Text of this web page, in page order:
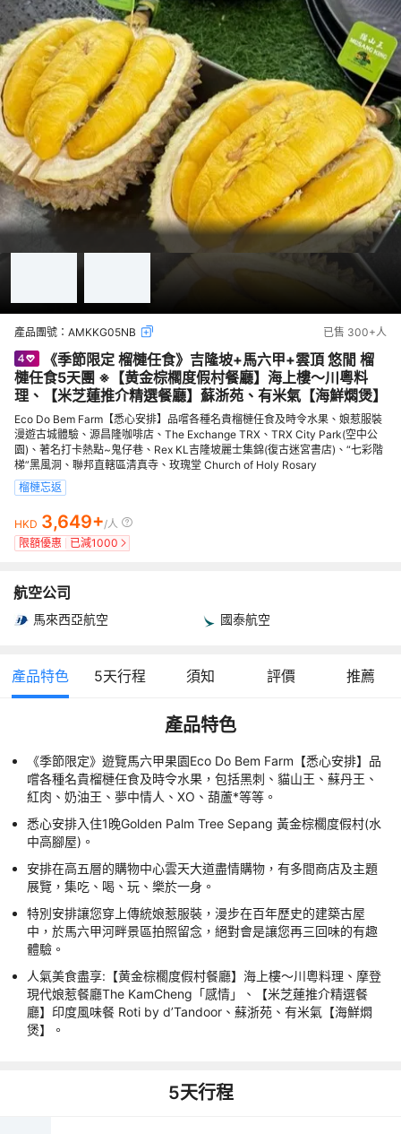
產品團號： AMKKG05NB 已售 300+人
《季節限定 榴槤任食》吉隆坡+馬六甲+雲頂 悠閒 榴
槤任食5天團 ※【黄金棕櫊度假村餐廳】海上樓～川粵料
理、【米芝蓮推介精選餐廳】蘇浙苑、有米氣【海鮮燜煲】
Eco Do Bem Farm【悉心安排】品嚐各種名貴榴槤任食及時令水果、娘惹服裝
漫遊古城體驗、源昌隆咖啡店、The Exchange TRX、TRX City Park(空中公
園)、著名打卡熱點~鬼仔巷、Rex KL吉隆坡麗士集錦(復古迷宮書店)、“七彩階
梯”黑風洞、聯邦直轄區清真寺、玫瑰堂 Church of Holy Rosary
榴槤忘返
HKD 3,649+/人
限額優惠
已減1000
航空公司
馬來西亞航空 國泰航空
產品特色 5天行程 須知 評價 推薦
產品特色
《季節限定》遊覽馬六甲果園Eco Do Bem Farm【悉心安排】品
嚐各種名貴榴槤任食及時令水果，包括黑刺、貓山王、蘇丹王、
紅肉、奶油王、夢中情人、XO、葫蘆*等等。
悉心安排入住1晚Golden Palm Tree Sepang 黃金棕櫊度假村(水
中高腳屋)。
安排在高五層的購物中心雲天大道盡情購物，有多間商店及主題
展覽，集吃、喝、玩、樂於一身。
特別安排讓您穿上傳統娘惹服裝，漫步在百年歷史的建築古屋
中，於馬六甲河畔景區拍照留念，絕對會是讓您再三回味的有趣
體驗。
人氣美食盡享:【黄金棕櫊度假村餐廳】海上樓～川粵料理、摩登
現代娘惹餐廳The KamCheng「感情」、【米芝蓮推介精選餐
廳】印度風味餐 Roti by d’Tandoor、蘇浙苑、有米氣【海鮮燜
煲】。
5天行程